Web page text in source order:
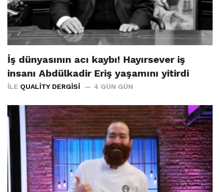
İş dünyasının acı kaybı! Hayırsever iş
insanı Abdülkadir Eriş yaşamını yitirdi
İLE QUALITY DERGISI 4 GÜN GÜN